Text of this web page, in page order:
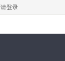
请登录